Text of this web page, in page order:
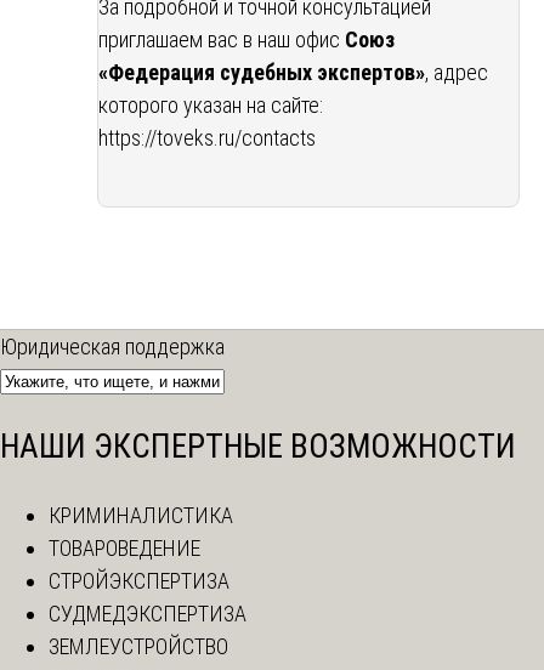
За подробной и точной консультацией
приглашаем вас в наш офис Союз
«Федерация судебных экспертов», адрес
которого указан на сайте:
https://toveks.ru/contacts
Юридическая поддержка
НАШИ ЭКСПЕРТНЫЕ ВОЗМОЖНОСТИ
КРИМИНАЛИСТИКА
ТОВАРОВЕДЕНИЕ
СТРОЙЭКСПЕРТИЗА
СУДМЕДЭКСПЕРТИЗА
ЗЕМЛЕУСТРОЙСТВО